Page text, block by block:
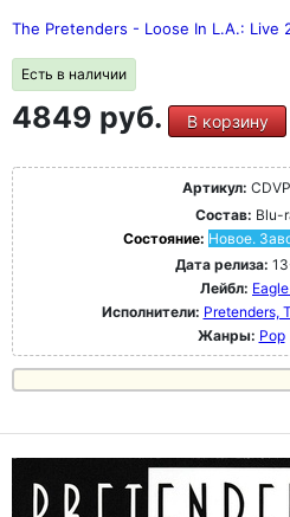
The Pretenders - Loose In L.A.: Live
Есть в наличии
4849 руб. В корзину
Артикул:
Состав: Blu-
Состояние: Новое.
Дата релиза:
Лейбл:
Исполнители: Pretenders,
Жанры: Pop